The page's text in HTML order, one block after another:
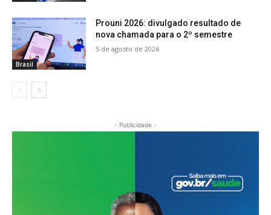
Brasil
Prouni 2026: divulgado resultado de
nova chamada para o 2º semestre
5 de agosto de 2026
- Publicidade -